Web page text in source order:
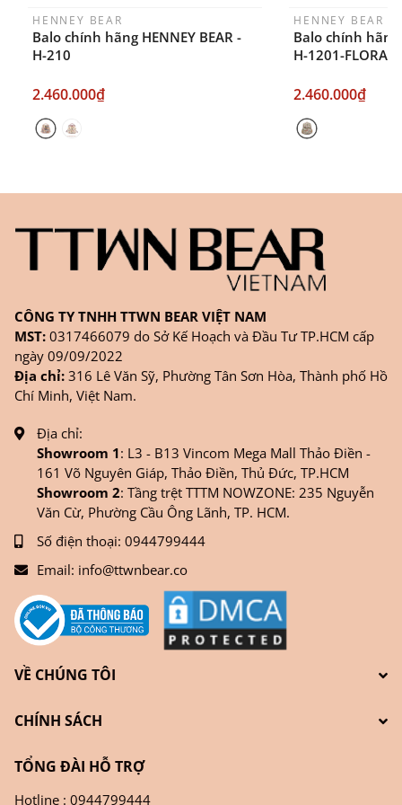
HENNEY BEAR
Balo chính hãng HENNEY BEAR -
H-210
2.460.000₫
HENNEY BEAR
Balo chính hãng
H-1201-FLORAL
2.460.000₫
CÔNG TY TNHH TTWN BEAR VIỆT NAM
MST: 0317466079 do Sở Kế Hoạch và Đầu Tư TP.HCM cấp
ngày 09/09/2022
Địa chỉ: 316 Lê Văn Sỹ, Phường Tân Sơn Hòa, Thành phố Hồ
Chí Minh, Việt Nam.
Địa chỉ:
Showroom 1: L3 - B13 Vincom Mega Mall Thảo Điền -
161 Võ Nguyên Giáp, Thảo Điền, Thủ Đức, TP.HCM
Showroom 2: Tầng trệt TTTM NOWZONE: 235 Nguyễn
Văn Cừ, Phường Cầu Ông Lãnh, TP. HCM.
Số điện thoại: 0944799444
Email: info@ttwnbear.co
VỀ CHÚNG TÔI
CHÍNH SÁCH
TỔNG ĐÀI HỖ TRỢ
Hotline : 0944799444